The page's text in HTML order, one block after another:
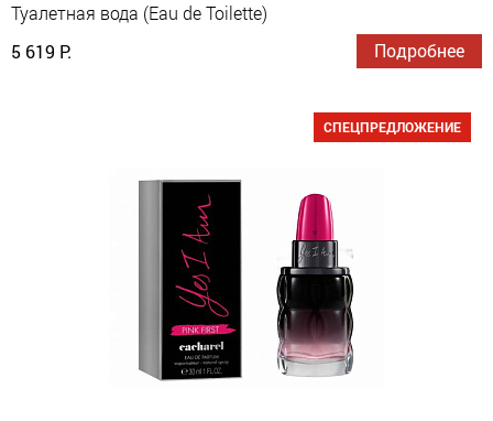
Туалетная вода (Eau de Toilette)
5 619 Р.
Подробнее
СПЕЦПРЕДЛОЖЕНИЕ